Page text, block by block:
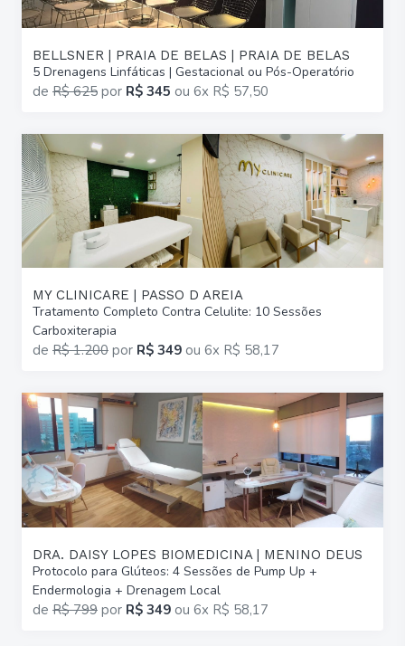
BELLSNER | PRAIA DE BELAS | PRAIA DE BELAS
5 Drenagens Linfáticas | Gestacional ou Pós-Operatório
de R$ 625 por R$ 345 ou 6x R$ 57,50
MY CLINICARE | PASSO D AREIA
Tratamento Completo Contra Celulite: 10 Sessões
Carboxiterapia
de R$ 1.200 por R$ 349 ou 6x R$ 58,17
DRA. DAISY LOPES BIOMEDICINA | MENINO DEUS
Protocolo para Glúteos: 4 Sessões de Pump Up +
Endermologia + Drenagem Local
de R$ 799 por R$ 349 ou 6x R$ 58,17